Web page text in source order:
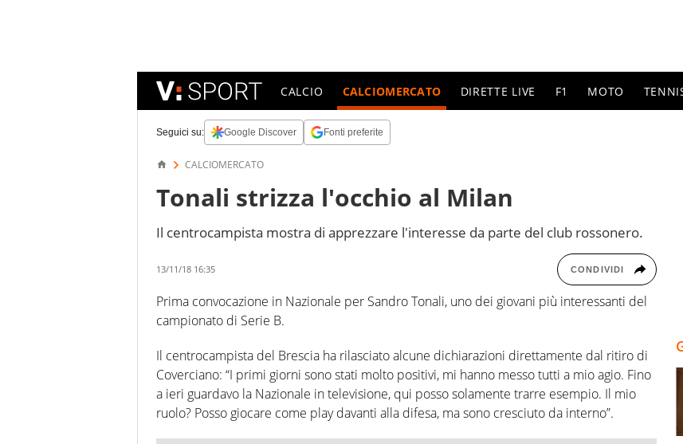
CALCIO CALCIOMERCATO DIRETTE LIVE F1 MOTO
Seguici su: Google Discover Fonti preferite
CALCIOMERCATO
Tonali strizza l'occhio al Milan
Il centrocampista mostra di apprezzare l'interesse da parte del club rossonero.
13/11/18 16:35 CONDIVIDI
Prima convocazione in Nazionale per Sandro Tonali, uno dei giovani più interessanti del
campionato di Serie B.
Il centrocampista del Brescia ha rilasciato alcune dichiarazioni direttamente dal ritiro di
Coverciano: “I primi giorni sono stati molto positivi, mi hanno messo tutti a mio agio. Fino
a ieri guardavo la Nazionale in televisione, qui posso solamente trarre esempio. Il mio
ruolo? Posso giocare come play davanti alla difesa, ma sono cresciuto da interno”.